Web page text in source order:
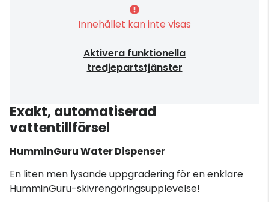
Innehållet kan inte visas
Aktivera funktionella
tredjepartstjänster
Exakt, automatiserad
vattentillförsel
HumminGuruWater Dispenser
En liten men lysande uppgradering för en enklare
HumminGuru-skivrengöringsupplevelse!